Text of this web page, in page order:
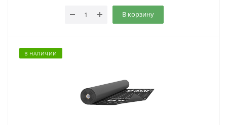
В корзину
В НАЛИЧИИ